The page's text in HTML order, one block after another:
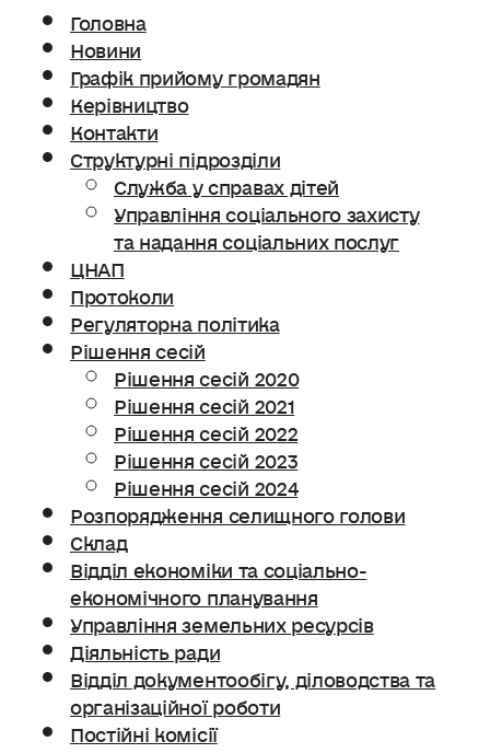
Головна
Новини
Графік прийому громадян
Керівництво
Контакти
Структурні підрозділи
Служба у справах дітей
Управління соціального захисту
та надання соціальних послуг
ЦНАП
Протоколи
Регуляторна політика
Рішення сесій
Рішення сесій 2020
Рішення сесій 2021
Рішення сесій 2022
Рішення сесій 2023
Рішення сесій 2024
Розпорядження селищного голови
Склад
Відділ економіки та соціально-
економічного планування
Управління земельних ресурсів
Діяльність ради
Відділ документообігу, діловодства та
організаційної роботи
Постійні комісії